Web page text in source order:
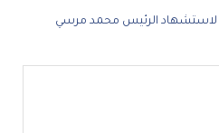
لاستشهاد الرئيس محمد مرسي